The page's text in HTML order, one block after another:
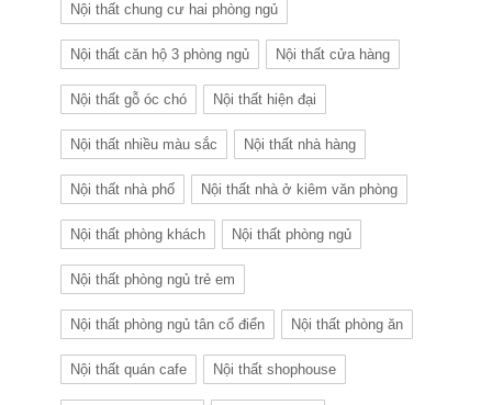
Nội thất chung cư hai phòng ngủ
Nội thất căn hộ 3 phòng ngủ Nội thất cửa hàng
Nội thất gỗ óc chó Nội thất hiện đại
Nội thất nhiều màu sắc Nội thất nhà hàng
Nội thất nhà phố Nội thất nhà ở kiêm văn phòng
Nội thất phòng khách Nội thất phòng ngủ
Nội thất phòng ngủ trẻ em
Nội thất phòng ngủ tân cổ điển Nội thất phòng ăn
Nội thất quán cafe Nội thất shophouse